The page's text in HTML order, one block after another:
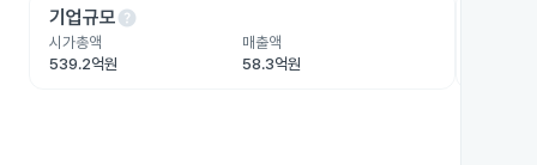
기업규모help
시가총액
539.2억원
매출액
58.3억원